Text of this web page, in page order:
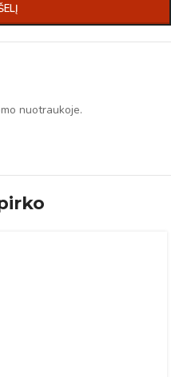
nuotraukoje.